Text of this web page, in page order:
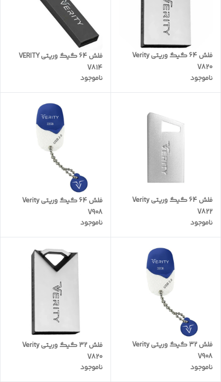
فلش 64 گیگ وریتی Verity
V820
ناموجود
فلش 64 گیگ وریتی VERITY
V814
ناموجود
فلش 64 گیگ وریتی Verity
V822
ناموجود
فلش 64 گیگ وریتی Verity
V908
ناموجود
فلش 32 گیگ وریتی Verity
V908
ناموجود
فلش 32 گیگ وریتی Verity
V820
ناموجود